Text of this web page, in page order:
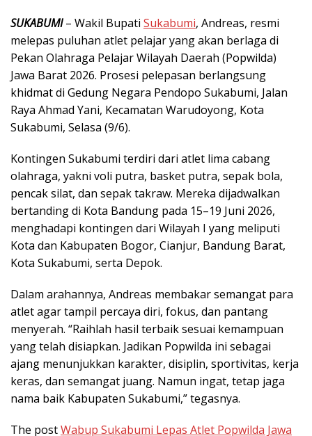
SUKABUMI– Wakil Bupati Sukabumi, Andreas, resmi
melepas puluhan atlet pelajar yang akan berlaga di
Pekan Olahraga Pelajar Wilayah Daerah (Popwilda)
Jawa Barat 2026. Prosesi pelepasan berlangsung
khidmat di Gedung Negara Pendopo Sukabumi, Jalan
Raya Ahmad Yani, Kecamatan Warudoyong, Kota
Sukabumi, Selasa (9/6).
Kontingen Sukabumi terdiri dari atlet lima cabang
olahraga, yakni voli putra, basket putra, sepak bola,
pencak silat, dan sepak takraw. Mereka dijadwalkan
bertanding di Kota Bandung pada 15–19 Juni 2026,
menghadapi kontingen dari Wilayah I yang meliputi
Kota dan Kabupaten Bogor, Cianjur, Bandung Barat,
Kota Sukabumi, serta Depok.
Dalam arahannya, Andreas membakar semangat para
atlet agar tampil percaya diri, fokus, dan pantang
menyerah. “Raihlah hasil terbaik sesuai kemampuan
yang telah disiapkan. Jadikan Popwilda ini sebagai
ajang menunjukkan karakter, disiplin, sportivitas, kerja
keras, dan semangat juang. Namun ingat, tetap jaga
nama baik Kabupaten Sukabumi,” tegasnya.
The postWabup Sukabumi Lepas Atlet Popwilda Jawa